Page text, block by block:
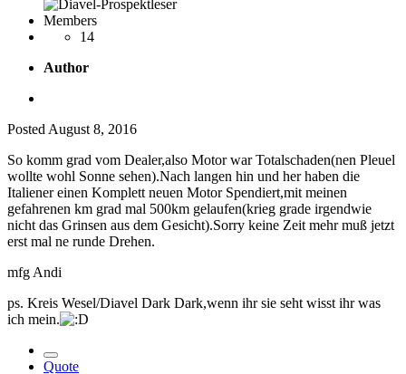
Members
14
Author
Posted August 8, 2016
So komm grad vom Dealer,also Motor war Totalschaden(nen Pleuel
wollte wohl Sonne sehen).Nach langen hin und her haben die
Italiener einen Komplett neuen Motor Spendiert,mit meinen
gefahrenen km grad mal 500km gelaufen(krieg grade irgendwie
nicht das Grinsen aus dem Gesicht).Sorry keine Zeit mehr muß jetzt
erst mal ne runde Drehen.
mfg Andi
ps. Kreis Wesel/Diavel Dark Dark,wenn ihr sie seht wisst ihr was
ich mein.
Quote